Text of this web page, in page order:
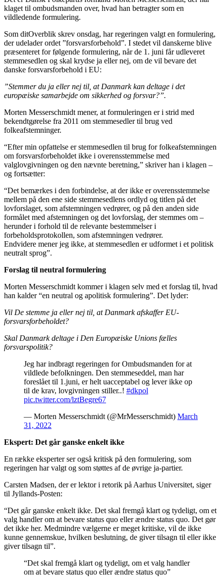
klaget til ombudsmanden over, hvad han betragter som en
vildledende formulering.
Som ditOverblik skrev onsdag, har regeringen valgt en formulering,
der udelader ordet ”forsvarsforbehold”. I stedet vil danskerne blive
præsenteret for følgende formulering, når de 1. juni får udleveret
stemmesedlen og skal krydse ja eller nej, om de vil bevare det
danske forsvarsforbehold i EU:
”Stemmer du ja eller nej til, at Danmark kan deltage i det
europæiske samarbejde om sikkerhed og forsvar?”.
Morten Messerschmidt mener, at formuleringen er i strid med
bekendtgørelse fra 2011 om stemmesedler til brug ved
folkeafstemninger.
“Efter min opfattelse er stemmesedlen til brug for folkeafstemningen
om forsvarsforbeholdet ikke i overensstemmelse med
valglovgivningen og den nævnte beretning,” skriver han i klagen –
og fortsætter:
“Det bemærkes i den forbindelse, at der ikke er overensstemmelse
mellem på den ene side stemmesedlens ordlyd og titlen på det
lovforslaget, som afstemningen vedrører, og på den anden side
formålet med afstemningen og det lovforslag, der stemmes om –
herunder i forhold til de relevante bestemmelser i
forbeholdsprotokollen, som afstemningen vedrører.
Endvidere mener jeg ikke, at stemmesedlen er udformet i et politisk
neutralt sprog”.
Forslag til neutral formulering
Morten Messerschmidt kommer i klagen selv med et forslag til, hvad
han kalder “en neutral og apolitisk formulering”. Det lyder:
Vil De stemme ja eller nej til, at Danmark afskaffer EU-
forsvarsforbeholdet?
Skal Danmark deltage i Den Europæiske Unions fælles
forsvarspolitik?
Jeg har indbragt regeringen for Ombudsmanden for at
vildlede befolkningen. Den stemmeseddel, man har
foreslået til 1.juni, er helt uacceptabel og lever ikke op
til de krav, lovgivningen stiller..! #dkpol
pic.twitter.com/lztBegre67
— Morten Messerschmidt (@MrMesserschmidt) March
31, 2022
Ekspert: Det går ganske enkelt ikke
En række eksperter ser også kritisk på den formulering, som
regeringen har valgt og som støttes af de øvrige ja-partier.
Carsten Madsen, der er lektor i retorik på Aarhus Universitet, siger
til Jyllands-Posten:
“Det går ganske enkelt ikke. Det skal fremgå klart og tydeligt, om et
valg handler om at bevare status quo eller ændre status quo. Det gør
det ikke her. Medmindre vælgerne er meget kritiske, vil de ikke
kunne gennemskue, hvilken beslutning, de giver tilsagn til eller ikke
giver tilsagn til”.
“Det skal fremgå klart og tydeligt, om et valg handler
om at bevare status quo eller ændre status quo”